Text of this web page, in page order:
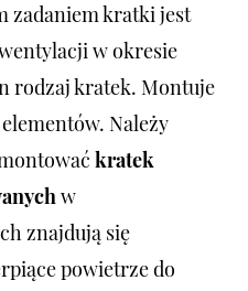
zadaniem kratki jest
w okresie
rodzaj kratek. Montuje
Należy
kratek
w
znajdują się
powietrze do